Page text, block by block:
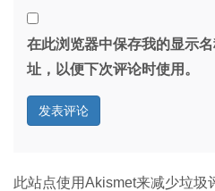
在此浏览器中保存我的显示
址，以便下次评论时使用。
此站点使用Akismet来减少垃圾